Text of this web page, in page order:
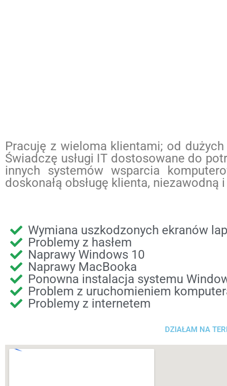
Pracuję z wieloma klientami; od
Świadczę usługi IT dostosowane do
innych systemów wsparcia
doskonałą obsługę klienta,
Wymiana uszkodzonych ekranów
Problemy z hasłem
Naprawy Windows 10
Naprawy MacBooka
Ponowna instalacja systemu
Problem z uruchomieniem
Problemy z internetem
DZIAŁAM NA